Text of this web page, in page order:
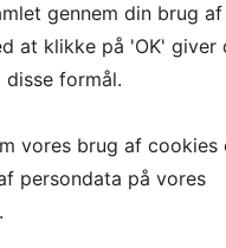
sugaring
i Hedensted til
gennem din brug
at klikke på 'OK' giver
formål.
vores brug af cookies
persondata på vores